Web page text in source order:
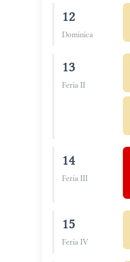
12
Dominica
13
Feria II
14
Feria III
15
Feria IV